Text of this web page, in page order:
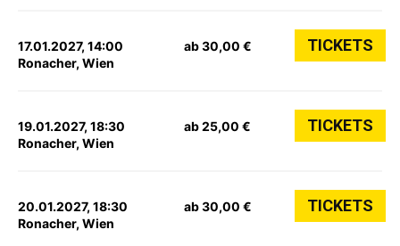
17.01.2027, 14:00
Ronacher, Wien
ab 30,00 € TICKETS
19.01.2027, 18:30
Ronacher, Wien
ab 25,00 € TICKETS
20.01.2027, 18:30
Ronacher, Wien
ab 30,00 € TICKETS